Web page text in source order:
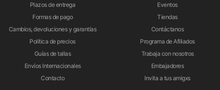
Plazos de entrega
Formas de pago
Cambios, devoluciones y garantías
Política de precios
Guías de tallas
Envíos Internacionales
Contacto
Eventos
Tiendas
Contáctanos
Programa de Afiliados
Trabaja con nosotros
Embajadores
Invita a tus amigxs